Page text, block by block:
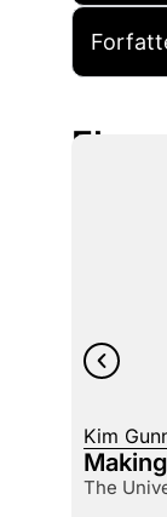
Flere
Kim
the